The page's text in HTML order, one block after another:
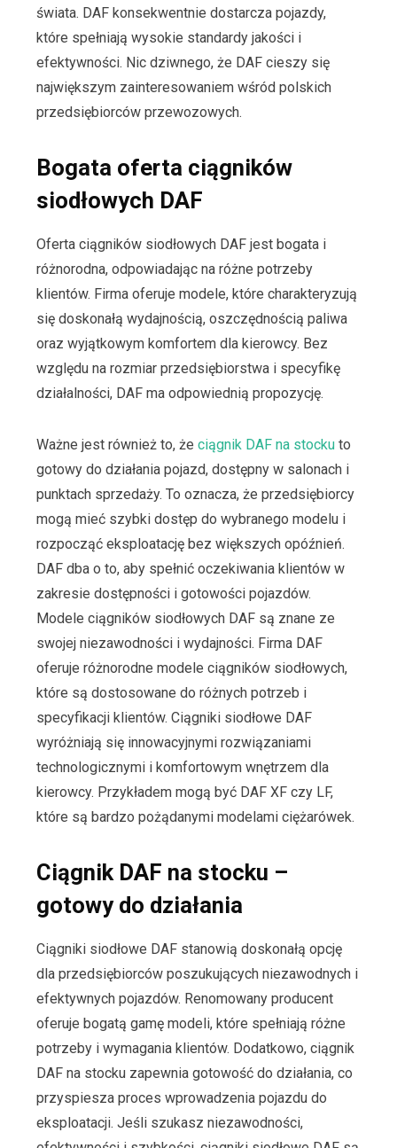
świata. DAF konsekwentnie dostarcza pojazdy,
które spełniają wysokie standardy jakości i
efektywności. Nic dziwnego, że DAF cieszy się
największym zainteresowaniem wśród polskich
przedsiębiorców przewozowych.
Bogata oferta ciągników
siodłowych DAF
Oferta ciągników siodłowych DAF jest bogata i
różnorodna, odpowiadając na różne potrzeby
klientów. Firma oferuje modele, które charakteryzują
się doskonałą wydajnością, oszczędnością paliwa
oraz wyjątkowym komfortem dla kierowcy. Bez
względu na rozmiar przedsiębiorstwa i specyfikę
działalności, DAF ma odpowiednią propozycję.
Ważne jest również to, że ciągnik DAF na stockuto
gotowy do działania pojazd, dostępny w salonach i
punktach sprzedaży. To oznacza, że przedsiębiorcy
mogą mieć szybki dostęp do wybranego modelu i
rozpocząć eksploatację bez większych opóźnień.
DAF dba o to, aby spełnić oczekiwania klientów w
zakresie dostępności i gotowości pojazdów.
Modele ciągników siodłowych DAF są znane ze
swojej niezawodności i wydajności. Firma DAF
oferuje różnorodne modele ciągników siodłowych,
które są dostosowane do różnych potrzeb i
specyfikacji klientów. Ciągniki siodłowe DAF
wyróżniają się innowacyjnymi rozwiązaniami
technologicznymi i komfortowym wnętrzem dla
kierowcy. Przykładem mogą być DAF XF czy LF,
które są bardzo pożądanymi modelami ciężarówek.
Ciągnik DAF na stocku –
gotowy do działania
Ciągniki siodłowe DAF stanowią doskonałą opcję
dla przedsiębiorców poszukujących niezawodnych i
efektywnych pojazdów. Renomowany producent
oferuje bogatą gamę modeli, które spełniają różne
potrzeby i wymagania klientów. Dodatkowo, ciągnik
DAF na stocku zapewnia gotowość do działania, co
przyspiesza proces wprowadzenia pojazdu do
eksploatacji. Jeśli szukasz niezawodności,